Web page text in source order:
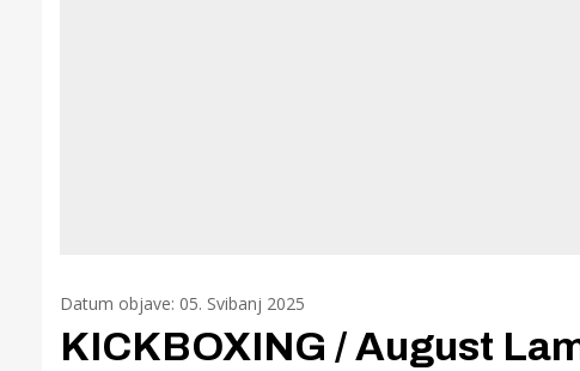
Datum objave: 05. Svibanj 2025
KICKBOXING / August